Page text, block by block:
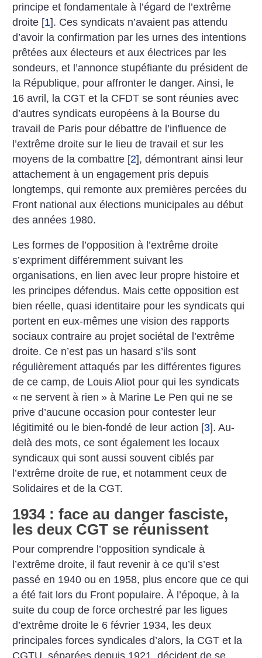
principe et fondamentale à l’égard de l’extrême
droite [1]. Ces syndicats n’avaient pas attendu
d’avoir la confirmation par les urnes des intentions
prêtées aux électeurs et aux électrices par les
sondeurs, et l’annonce stupéfiante du président de
la République, pour affronter le danger. Ainsi, le
16 avril, la CGT et la CFDT se sont réunies avec
d’autres syndicats européens à la Bourse du
travail de Paris pour débattre de l’influence de
l’extrême droite sur le lieu de travail et sur les
moyens de la combattre [2], démontrant ainsi leur
attachement à un engagement pris depuis
longtemps, qui remonte aux premières percées du
Front national aux élections municipales au début
des années 1980.
Les formes de l’opposition à l’extrême droite
s’expriment différemment suivant les
organisations, en lien avec leur propre histoire et
les principes défendus. Mais cette opposition est
bien réelle, quasi identitaire pour les syndicats qui
portent en eux-mêmes une vision des rapports
sociaux contraire au projet sociétal de l’extrême
droite. Ce n’est pas un hasard s’ils sont
régulièrement attaqués par les différentes figures
de ce camp, de Louis Aliot pour qui les syndicats
« ne servent à rien » à Marine Le Pen qui ne se
prive d’aucune occasion pour contester leur
légitimité ou le bien-fondé de leur action [3]. Au-
delà des mots, ce sont également les locaux
syndicaux qui sont aussi souvent ciblés par
l’extrême droite de rue, et notamment ceux de
Solidaires et de la CGT.
1934 : face au danger fasciste,
les deux CGT se réunissent
Pour comprendre l’opposition syndicale à
l’extrême droite, il faut revenir à ce qu’il s’est
passé en 1940 ou en 1958, plus encore que ce qui
a été fait lors du Front populaire. À l’époque, à la
suite du coup de force orchestré par les ligues
d’extrême droite le 6 février 1934, les deux
principales forces syndicales d’alors, la CGT et la
CGTU, séparées depuis 1921, décident de se